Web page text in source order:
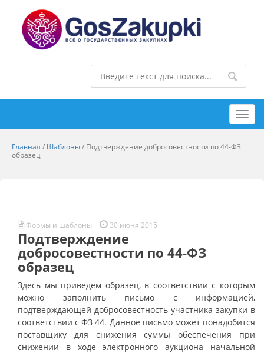
Главная / Шаблоны/ Подтверждение добросовестности по 44-ФЗ
образец
Формы и шаблоны 30 июня 2015
Подтверждение
добросовестности по 44-ФЗ
образец
Здесь мы приведем образец, в соответствии с которым
можно заполнить письмо с информацией,
подтверждающей добросовестность участника закупки в
соответствии с ФЗ 44. Данное письмо может понадобится
поставщику для снижения суммы обеспечения при
снижении в ходе электронного аукциона начальной